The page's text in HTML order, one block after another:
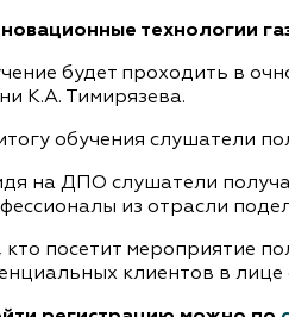
технологии
будет проходить в
К.А. Тимирязева.
обучения слушатели
на ДПО слушатели
из отрасли
кто посетит мероприятие
клиентов в лице